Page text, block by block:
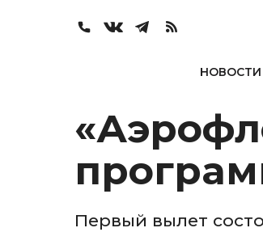
НОВОСТИ
Первый вылет